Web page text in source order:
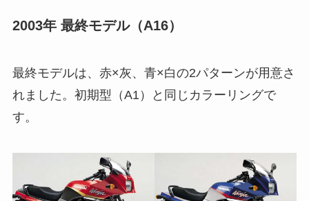
2003年 最終モデル（A16）
最終モデルは、赤×灰、青×白の2パターンが用意さ
れました。初期型（A1）と同じカラーリングで
す。